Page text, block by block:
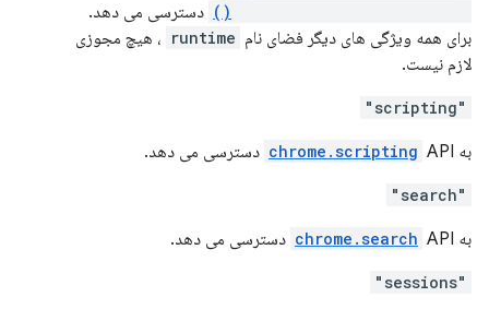
دسترسی می دهد.
برای همه ویژگی های دیگر فضای نام runtime ، هیچ مجوزی
لازم نیست.
"scripting"
به chrome.scripting API دسترسی می دهد.
"search"
به chrome.search API دسترسی می دهد.
"sessions"